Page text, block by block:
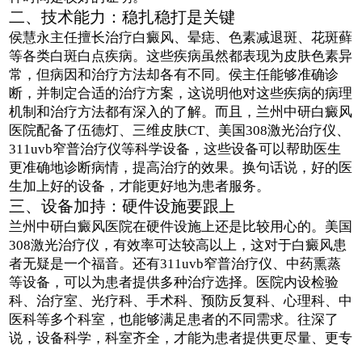
二、技术能力：稳扎稳打是关键
侯慧永主任擅长治疗白癜风、晕痣、色素减退斑、花斑藓
等各类白斑白点疾病。这些疾病虽然都表现为皮肤色素异
常，但病因和治疗方法却各有不同。侯主任能够准确诊
断，并制定合适的治疗方案，这说明他对这些疾病的病理
机制和治疗方法都有深入的了解。而且，兰州中研白癜风
医院配备了伍德灯、三维皮肤CT、美国308激光治疗仪、
311uvb窄普治疗仪等科学设备，这些设备可以帮助医生
更准确地诊断病情，提高治疗的效果。换句话说，好的医
生加上好的设备，才能更好地为患者服务。
三、设备加持：硬件设施要跟上
兰州中研白癜风医院在硬件设施上还是比较用心的。美国
308激光治疗仪，有效率可达较高以上，这对于白癜风患
者无疑是一个福音。还有311uvb窄普治疗仪、中药熏蒸
等设备，可以为患者提供多种治疗选择。医院内设检验
科、治疗室、光疗科、手术科、预防反复科、心理科、中
医科等多个科室，也能够满足患者的不同需求。往深了
说，设备科学，科室齐全，才能为患者提供更尽量、更专